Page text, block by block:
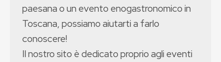
paesana o un evento enogastronomico in
Toscana, possiamo aiutarti a farlo
conoscere!
Il nostro sito è dedicato proprio agli eventi